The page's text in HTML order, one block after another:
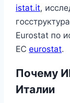
istat.it,
Eurostat по
ЕС eurostat.
Почему
Италии